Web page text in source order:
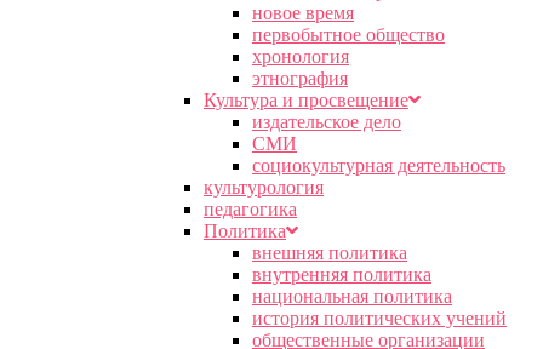
новое время
первобытное общество
хронология
этнография
Культура и просвещение
издательское дело
СМИ
социокультурная деятельность
культурология
педагогика
Политика
внешняя политика
внутренняя политика
национальная политика
история политических учений
общественные организации